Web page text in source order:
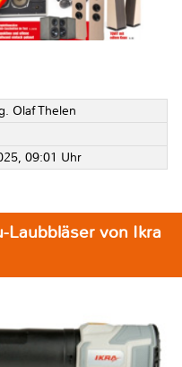
Olaf Thelen
09:01 Uhr
Laubbläser von Ikra